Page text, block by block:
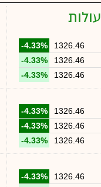
עולות
1326.46
-4.33%
1326.46
-4.33%
1326.46
-4.33%
1326.46
-4.33%
1326.46
-4.33%
1326.46
-4.33%
1326.46
-4.33%